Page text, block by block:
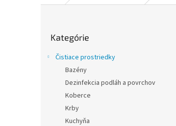
kategórie
Kategórie
Čistiace prostriedky
Bazény
Dezinfekcia podláh a povrchov
Koberce
Krby
Kuchyňa